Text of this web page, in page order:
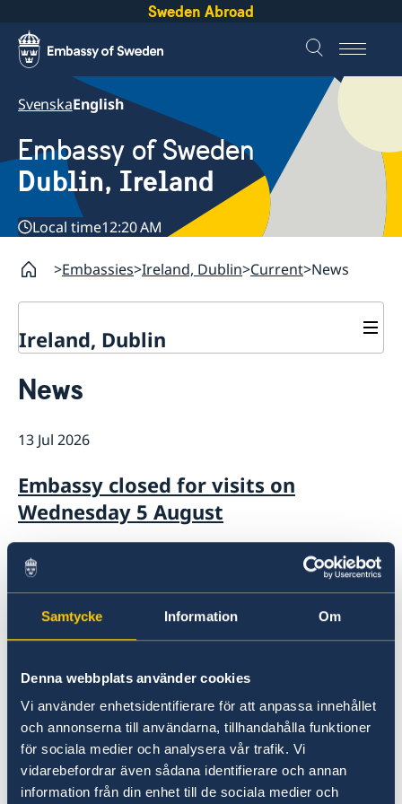
Samtycke Information Om
Denna webbplats använder cookies
Vi använder enhetsidentifierare för att anpassa innehållet
och annonserna till användarna, tillhandahålla funktioner
för sociala medier och analysera vår trafik. Vi
vidarebefordrar även sådana identifierare och annan
information från din enhet till de sociala medier och
Sweden Abroad
SvenskaEnglish
Embassy of Sweden
Dublin, Ireland
Local time12:20 AM
Embassies Ireland, Dublin Current News
Ireland, Dublin
About us
News
Vacancies
Welcome Sweden-programme.
News
13 Jul 2026
Embassy closed for visits on
Wednesday 5 August
20 Feb 2026
Government’s priorities in 2026
Statement of Foreign Policy
19 Nov 2025